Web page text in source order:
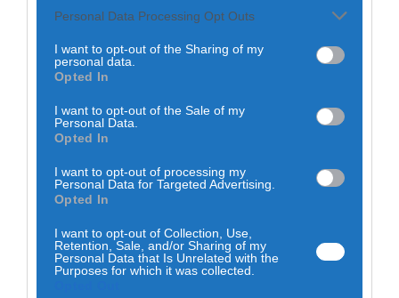
Personal Data Processing Opt Outs
I want to opt-out of the Sharing of my
personal data.
Opted In
I want to opt-out of the Sale of my
Personal Data.
Opted In
I want to opt-out of processing my
Personal Data for Targeted Advertising.
Opted In
I want to opt-out of Collection, Use,
Retention, Sale, and/or Sharing of my
Personal Data that Is Unrelated with the
Purposes for which it was collected.
da ação social escolar.
Este ano a autarquia também alarga a oferta dos
cadernos/fichas de Português e Matemática (disciplinas
fixas) às turmas do 2.º ciclo (5.º e 6.º ano), tendo em conta
Monitorização da Aprendizagem (ModA), portaria n.º
29/2025/1, de 7 de fevereiro.
investimento municipal estimado em 50 mil euros,
enquadrado nas competências da autarquia em matéria
de educação e ação social. Com esta medida, a autarquia
promovendo a igualdade de oportunidades no acesso à
educação e combatendo as desigualdades sociais, numa
lógica de discriminação positiva.